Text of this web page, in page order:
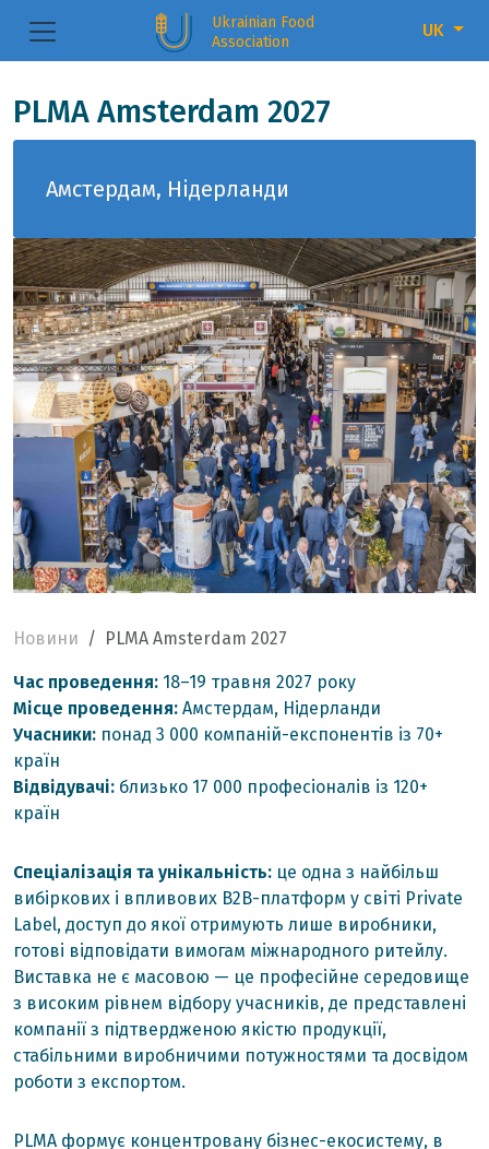
Ukrainian Food
Association
UK
PLMA Amsterdam 2027
Амстердам, Нідерланди
Новини PLMA Amsterdam 2027
Час проведення: 18–19 травня 2027 року
Місце проведення: Амстердам, Нідерланди
Учасники: понад 3 000 компаній-експонентів із 70+
країн
Відвідувачі: близько 17 000 професіоналів із 120+
країн
Спеціалізація та унікальність: це одна з найбільш
вибіркових і впливових B2B-платформ у світі Private
Label, доступ до якої отримують лише виробники,
готові відповідати вимогам міжнародного ритейлу.
Виставка не є масовою — це професійне середовище
з високим рівнем відбору учасників, де представлені
компанії з підтвердженою якістю продукції,
стабільними виробничими потужностями та досвідом
роботи з експортом.
PLMA формує концентровану бізнес-екосистему, в